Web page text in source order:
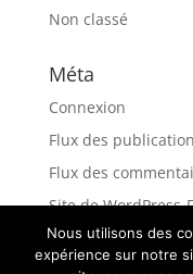
Non classé
Méta
Connexion
Flux des
Flux des
Site de WordPress-
Nous utilisons des
expérience sur notre